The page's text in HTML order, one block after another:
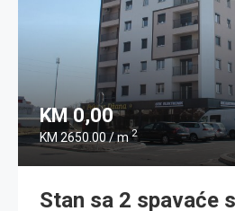
KM 0,00
KM 2650.00 / m2
Stan sa 2 spavaće